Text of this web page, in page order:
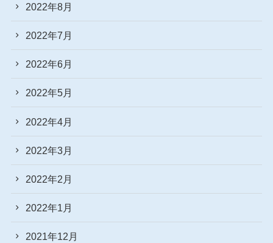
2022年8月
2022年7月
2022年6月
2022年5月
2022年4月
2022年3月
2022年2月
2022年1月
2021年12月